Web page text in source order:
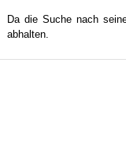
Da die Suche nach
abhalten.